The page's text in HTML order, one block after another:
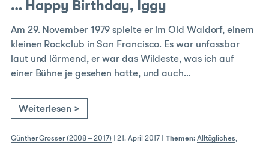
… Happy Birthday, Iggy
Am 29. November 1979 spielte er im Old Waldorf, einem
kleinen Rockclub in San Francisco. Es war unfassbar
laut und lärmend, er war das Wildeste, was ich auf
einer Bühne je gesehen hatte, und auch…
Weiterlesen >
Günther Grosser (2008 – 2017)|21. April 2017 |Themen: Alltägliches,